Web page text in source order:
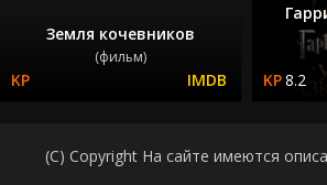
Земля кочевников
(фильм)
8.2
(C) Copyright На сайте имеются